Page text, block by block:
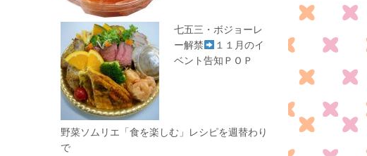
七五三・ボジョーレ
ー解禁
１１月のイ
ベント告知ＰＯＰ
野菜ソムリエ「食を楽しむ」レシピを週替わり
で